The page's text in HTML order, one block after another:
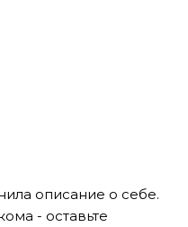
описание о себе.
- оставьте